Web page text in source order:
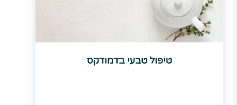
טיפול טבעי בדמודקס